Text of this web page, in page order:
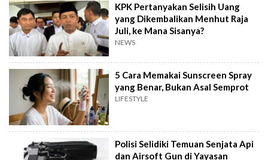
KPK Pertanyakan Selisih Uang
yang Dikembalikan Menhut Raja
Juli, ke Mana Sisanya?
NEWS
5 Cara Memakai Sunscreen Spray
yang Benar, Bukan Asal Semprot
LIFESTYLE
Polisi Selidiki Temuan Senjata Api
dan Airsoft Gun di Yayasan